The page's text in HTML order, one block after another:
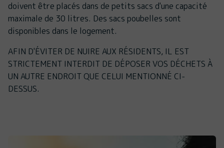
doivent être placés dans de petits sacs d'une capacité
maximale de 30 litres. Des sacs poubelles sont
disponibles dans le logement.
AFIN D'ÉVITER DE NUIRE AUX RÉSIDENTS, IL EST
STRICTEMENT INTERDIT DE DÉPOSER VOS DÉCHETS À
UN AUTRE ENDROIT QUE CELUI MENTIONNÉ CI-
DESSUS.